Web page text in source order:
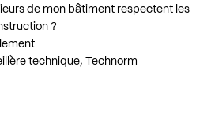
de mon bâtiment respectent les
?
technique, Technorm